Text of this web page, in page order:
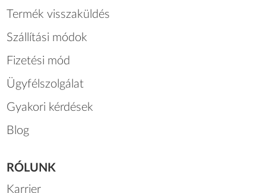
Termék visszaküldés
Szállítási módok
Fizetési mód
Ügyfélszolgálat
Gyakori kérdések
Blog
RÓLUNK
Karrier